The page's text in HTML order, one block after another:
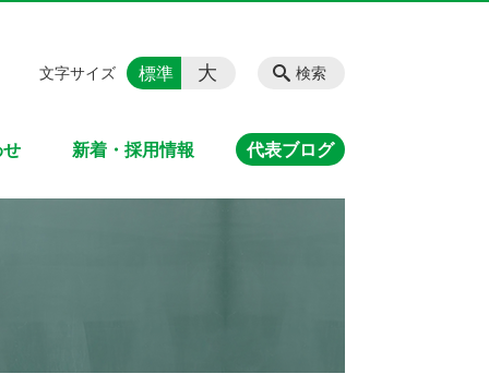
新着・採用情報 代表ブログ
検索
文字サイズ 標準 大